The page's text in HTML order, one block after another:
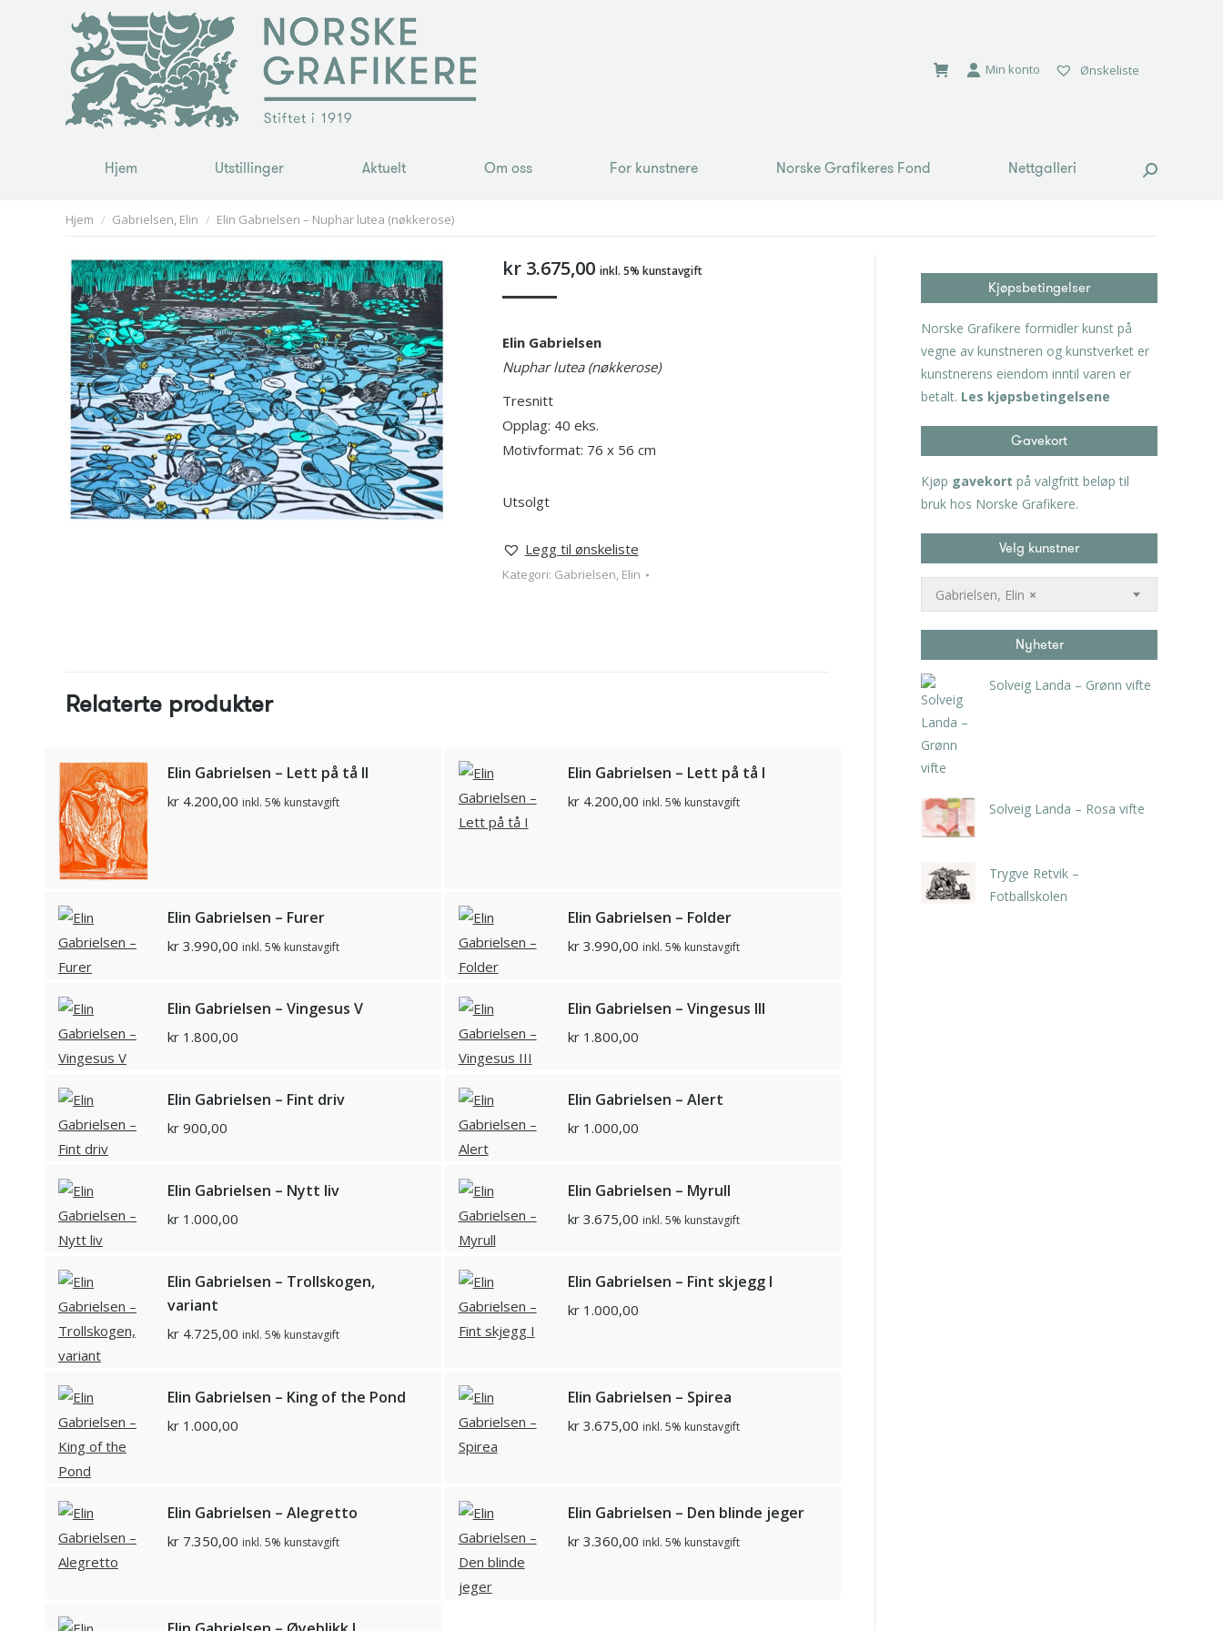
Min konto Ønskeliste
Hjem Utstillinger Aktuelt Om oss For kunstnere Norske Grafikeres Fond Nettgalleri Search:
You are here:
Hjem Gabrielsen, Elin Elin Gabrielsen – Nuphar lutea (nøkkerose)
kr3.675,00 inkl. 5% kunstavgift
Elin Gabrielsen
Nuphar lutea (nøkkerose)
Tresnitt
Opplag: 40 eks.
Motivformat: 76 x 56 cm
Utsolgt
Legg til ønskeliste
Kategori: Gabrielsen, Elin
Relaterte produkter
Elin Gabrielsen – Lett på tå II
kr 4.200,00 inkl. 5% kunstavgift
Elin Gabrielsen – Lett på tå I
kr4.200,00 inkl. 5% kunstavgift
Elin Gabrielsen – Furer
kr 3.990,00 inkl. 5% kunstavgift
Elin Gabrielsen – Folder
kr3.990,00 inkl. 5% kunstavgift
Elin Gabrielsen – Vingesus V
kr 1.800,00
Elin Gabrielsen – Vingesus III
kr1.800,00
Elin Gabrielsen – Fint driv
kr 900,00
Elin Gabrielsen – Alert
kr1.000,00
Elin Gabrielsen – Nytt liv
kr 1.000,00
Elin Gabrielsen – Myrull
kr3.675,00 inkl. 5% kunstavgift
Elin Gabrielsen – Trollskogen,
variant
kr 4.725,00 inkl. 5% kunstavgift
Elin Gabrielsen – Fint skjegg I
kr1.000,00
Elin Gabrielsen – King of the Pond
kr 1.000,00
Elin Gabrielsen – Spirea
kr3.675,00 inkl. 5% kunstavgift
Elin Gabrielsen – Alegretto
kr 7.350,00 inkl. 5% kunstavgift
Elin Gabrielsen – Den blinde jeger
kr3.360,00 inkl. 5% kunstavgift
Kjøpsbetingelser
Norske Grafikere formidler kunst på
vegne av kunstneren og kunstverket er
kunstnerens eiendom inntil varen er
betalt. Les kjøpsbetingelsene
Gavekort
Kjøp gavekort på valgfritt beløp til
bruk hos Norske Grafikere.
Velg kunstner
×
Gabrielsen, Elin
Nyheter
Solveig Landa – Grønn vifte
Solveig Landa – Rosa vifte
Trygve Retvik –
Fotballskolen
Hjem Utstillinger Aktuelt